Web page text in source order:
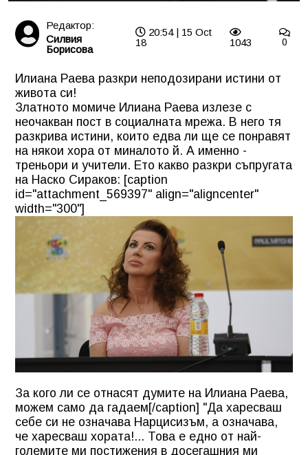
Редактор:
Силвия
Борисова
20:54 | 15 Oct
18
1043 0
Илиана Раева разкри неподозирани истини от
живота си!
Златното момиче Илиана Раева излезе с
неочакван пост в социалната мрежа. В него тя
разкрива истини, които едва ли ще се понравят
на някои хора от миналото й. А именно -
треньори и учители. Ето какво разкри съпругата
на Наско Сираков: [caption
id="attachment_569397" align="aligncenter"
width="300"]
За кого ли се отнасят думите на Илиана Раева,
можем само да гадаем[/caption] "Да харесваш
себе си не означава Нарцисизъм, а означава,
че харесваш хората!... Това е едно от най-
големите ми постижения в досегашния ми